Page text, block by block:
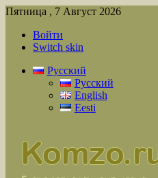
Пятница , 7 Август 2026
Войти
Switch skin
Русский
Русский
English
Eesti